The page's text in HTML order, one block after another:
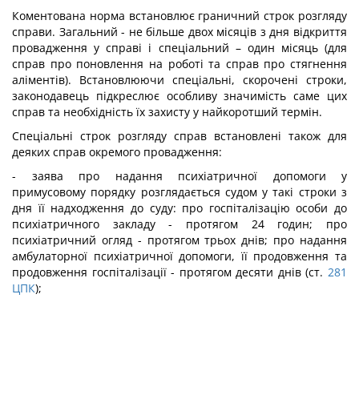
Коментована норма встановлює граничний строк розгляду
справи. Загальний - не більше двох місяців з дня відкриття
провадження у справі і спеціальний – один місяць (для
справ про поновлення на роботі та справ про стягнення
аліментів). Встановлюючи спеціальні, скорочені строки,
законодавець підкреслює особливу значимість саме цих
справ та необхідність їх захисту у найкоротший термін.
Спеціальні строк розгляду справ встановлені також для
деяких справ окремого провадження:
- заява про надання психіатричної допомоги у
примусовому порядку розглядається судом у такі строки з
дня її надходження до суду: про госпіталізацію особи до
психіатричного закладу - протягом 24 годин; про
психіатричний огляд - протягом трьох днів; про надання
амбулаторної психіатричної допомоги, її продовження та
продовження госпіталізації - протягом десяти днів (ст. 281
ЦПК);